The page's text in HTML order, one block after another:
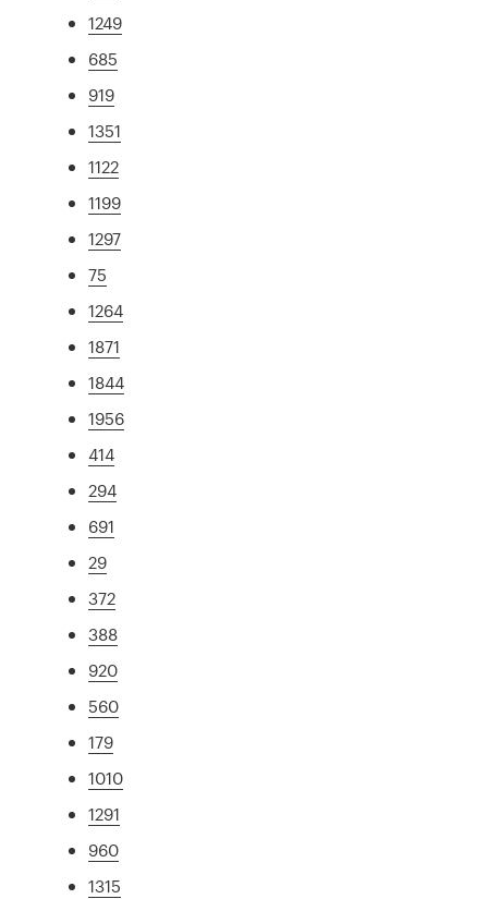
1249
685
919
1351
1122
1199
1297
75
1264
1871
1844
1956
414
294
691
29
372
388
920
560
179
1010
1291
960
1315